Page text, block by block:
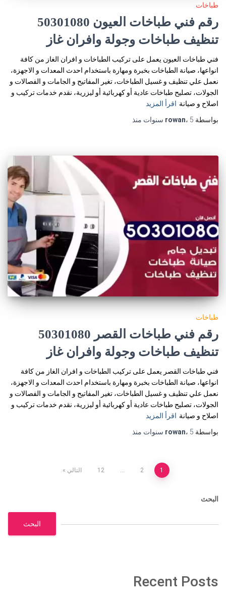
طباخات
رقم فني طباخات العيون 50301080
تنظيف طباخات وجولة وافران غاز
فني طباخات العيون يعمل على تركيب الطباخات و افران الغاز من كافة
انواعها، صيانة الطباخات بخبرة ومهارة باستخدام احدث المعدات و الاجهزة،
نعمل علي تنظيف و غسيل الطباخات، تغير المفاتيح و الجامات و الفصالات و
الجولات، تصليح طباخات عادية أو كهربائية أو ليزرية، نقدم خدمات تركيب و
اصلاح و صيانة اقرأ المزيد
بواسطة
rowan، 5 سنوات منذ
طباخات
رقم فني طباخات القصر 50301080
تنظيف طباخات وجولة وافران غاز
فني طباخات القصر يعمل على تركيب الطباخات و افران الغاز من كافة
انواعها، صيانة الطباخات بخبرة ومهارة باستخدام احدث المعدات و الاجهزة،
نعمل علي تنظيف و غسيل الطباخات، تغير المفاتيح و الجامات و الفصالات و
الجولات، تصليح طباخات عادية أو كهربائية أو ليزرية، نقدم خدمات تركيب و
اصلاح و صيانة اقرأ المزيد
بواسطة
rowan، 5 سنوات منذ
صفحات
1
2
12 التالي
البحث
البحث
Recent Posts